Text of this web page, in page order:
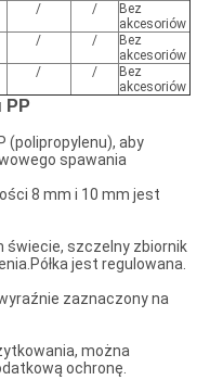
/ /
Bez
akcesoriów
/ /
Bez
akcesoriów
/ /
Bez
akcesoriów
PP
(polipropylenu), aby
spawania
8 mm i 10 mm jest
świecie, szczelny zbiornik
jest regulowana.
zaznaczony na
można
ochronę.